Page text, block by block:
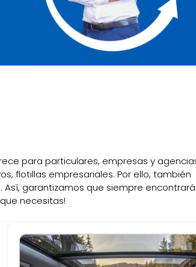
para particulares, empresas y
flotillas empresariales. Por ello, también
garantizamos que siempre
necesitas!